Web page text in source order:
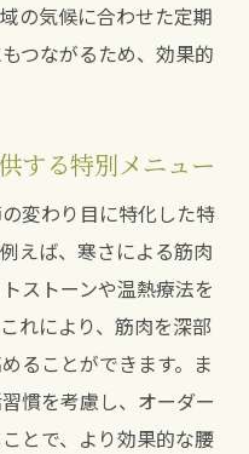
の気候に合わせた定期
つながるため、効果的
する特別メニュー
変わり目に特化した特
えば、寒さによる筋肉
ストーンや温熱療法を
れにより、筋肉を深部
ることができます。ま
慣を考慮し、オーダー
とで、より効果的な腰